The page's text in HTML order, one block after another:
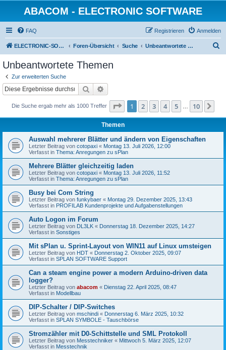
ABACOM - ELECTRONIC SOFTWARE
FAQ Anmelden
Registrieren
ELECTRONIC-SOFWARE-SHOP Foren-Übersicht Suche Unbeantwortete Themen
Unbeantwortete Themen
Zur erweiterten Suche
Suche
Die Suche ergab mehr als 1000 Treffer Seite 1von 10
1 2 3 4 5 10
Themen
Auswahl mehrerer Blätter und ändern von Eigenschaften
Letzter Beitrag von cotopaxi « Montag 13. Juli 2026, 12:00
Verfasst in Thema: Anregungen zu sPlan
Mehrere Blätter gleichzeitig laden
Letzter Beitrag von cotopaxi « Montag 13. Juli 2026, 11:52
Verfasst in Thema: Anregungen zu sPlan
Busy bei Com String
Letzter Beitrag von funkybaer « Montag 29. Dezember 2025, 13:43
Verfasst in PROFILAB Kundenprojekte und Aufgabenstellungen
Auto Logon im Forum
Letzter Beitrag von DL3LK « Donnerstag 18. Dezember 2025, 14:27
Verfasst in Sonstiges
Mit sPlan u. Sprint-Layout von WIN11 auf Linux umsteigen
Letzter Beitrag von HDT « Donnerstag 2. Oktober 2025, 09:07
Verfasst in SPLAN SOFTWARE Support
Can a steam engine power a modern Arduino-driven data
logger?
Letzter Beitrag von abacom « Dienstag 22. April 2025, 08:47
Verfasst in Modellbau
DIP-Schalter / DIP-Switches
Letzter Beitrag von mschindi « Donnerstag 6. März 2025, 10:32
Verfasst in SPLAN SYMBOLE - Tauschbörse
Stromzähler mit D0-Schittstelle und SML Protokoll
Letzter Beitrag von Messtechniker « Mittwoch 5. März 2025, 12:07
Verfasst in Messtechnik